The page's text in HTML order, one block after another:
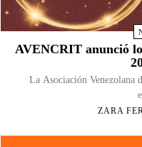
AVENCRIT anunció
La Asociación Venezolana
ZARA